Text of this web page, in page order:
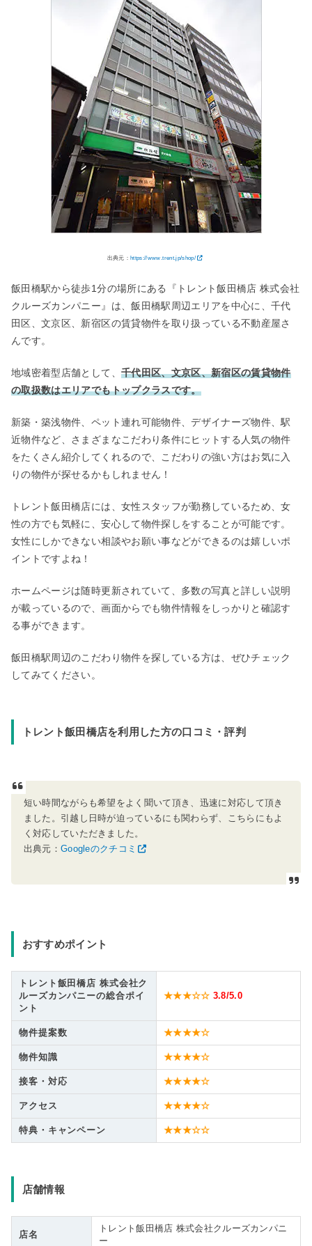
出典元： https://www.trent.jp/shop/
飯田橋駅から徒歩1分の場所にある『トレント飯田橋店 株式会社
クルーズカンパニー』は、飯田橋駅周辺エリアを中心に、千代
田区、文京区、新宿区の賃貸物件を取り扱っている不動産屋さ
んです。
地域密着型店舗として、 千代田区、文京区、新宿区の賃貸物件
の取扱数はエリアでもトップクラスです。
新築・築浅物件、ペット連れ可能物件、デザイナーズ物件、駅
近物件など、さまざまなこだわり条件にヒットする人気の物件
をたくさん紹介してくれるので、こだわりの強い方はお気に入
りの物件が探せるかもしれません！
トレント飯田橋店には、女性スタッフが勤務しているため、女
性の方でも気軽に、安心して物件探しをすることが可能です。
女性にしかできない相談やお願い事などができるのは嬉しいポ
イントですよね！
ホームページは随時更新されていて、多数の写真と詳しい説明
が載っているので、画面からでも物件情報をしっかりと確認す
る事ができます。
飯田橋駅周辺のこだわり物件を探している方は、ぜひチェック
してみてください。
トレント飯田橋店を利用した方の口コミ・評判
短い時間ながらも希望をよく聞いて頂き、迅速に対応して頂き
ました。引越し日時が迫っているにも関わらず、こちらにもよ
く対応していただきました。
出典元： Googleのクチコミ
おすすめポイント
トレント飯田橋店 株式会社ク
ルーズカンパニーの総合ポイ
ント
★★★☆☆ 3.8/5.0
物件提案数 ★★★★☆
物件知識 ★★★★☆
接客・対応 ★★★★☆
アクセス ★★★★☆
特典・キャンペーン ★★★☆☆
店舗情報
店名
トレント飯田橋店 株式会社クルーズカンパニ
ー